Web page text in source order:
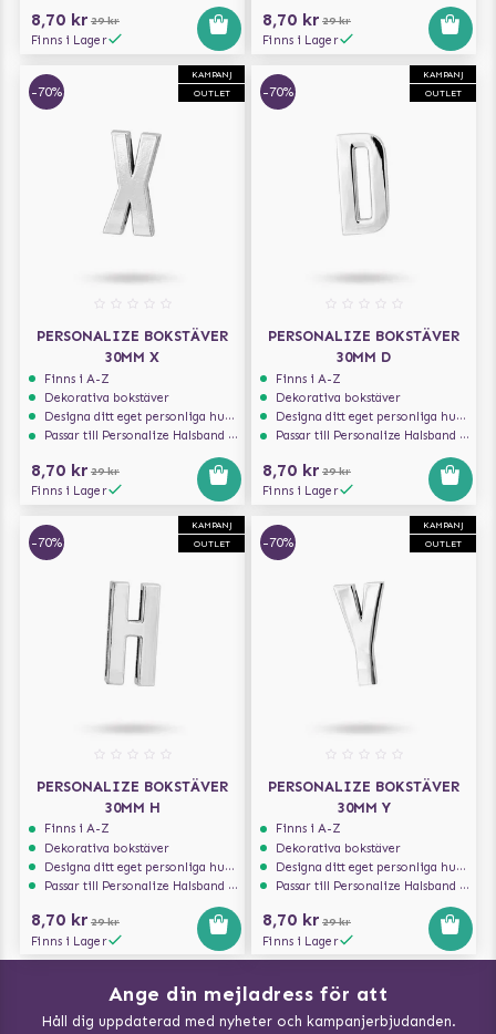
8,70 kr 29 kr
Finns i Lager
8,70 kr 29 kr
Finns i Lager
KAMPANJ
OUTLET
-70%
PERSONALIZE BOKSTÄVER
30MM X
Finns i A-Z
Dekorativa bokstäver
Designa ditt eget personliga hundhalsband
Passar till Personalize Halsband 30mm
8,70 kr 29 kr
Finns i Lager
KAMPANJ
OUTLET
-70%
PERSONALIZE BOKSTÄVER
30MM D
Finns i A-Z
Dekorativa bokstäver
Designa ditt eget personliga hundhalsband
Passar till Personalize Halsband 30mm
8,70 kr 29 kr
Finns i Lager
KAMPANJ
OUTLET
-70%
PERSONALIZE BOKSTÄVER
30MM H
Finns i A-Z
Dekorativa bokstäver
Designa ditt eget personliga hundhalsband
Passar till Personalize Halsband 30mm
8,70 kr 29 kr
Finns i Lager
KAMPANJ
OUTLET
-70%
PERSONALIZE BOKSTÄVER
30MM Y
Finns i A-Z
Dekorativa bokstäver
Designa ditt eget personliga hundhalsband
Passar till Personalize Halsband 30mm
8,70 kr 29 kr
Finns i Lager
Ange din mejladress för att
Håll dig uppdaterad med nyheter och kampanjerbjudanden.
Vad kan hundar äta?